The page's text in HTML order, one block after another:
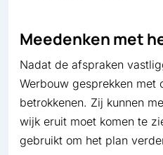
Meedenken met
Nadat de afspraken
Werbouw gesprekken met
betrokkenen. Zij kunnen
wijk eruit moet komen te
gebruikt om het plan